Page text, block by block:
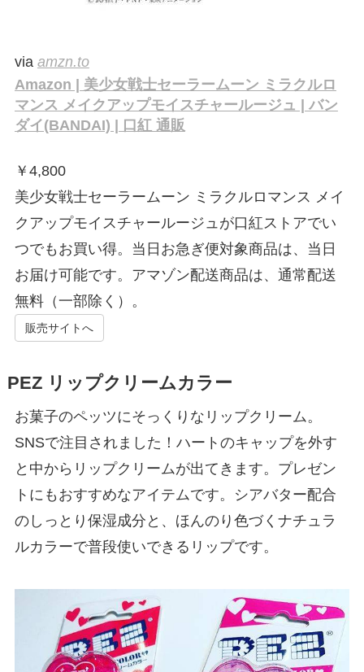
via amzn.to
Amazon | 美少女戦士セーラームーン ミラクルロ
マンス メイクアップモイスチャールージュ | バン
ダイ(BANDAI) | 口紅 通販
￥ 4,800
美少女戦士セーラームーン ミラクルロマンス メイ
クアップモイスチャールージュが口紅ストアでい
つでもお買い得。当日お急ぎ便対象商品は、当日
お届け可能です。アマゾン配送商品は、通常配送
無料（一部除く）。
販売サイトへ
PEZ リップクリームカラー
お菓子のペッツにそっくりなリップクリーム。
SNSで注目されました！ハートのキャップを外す
と中からリップクリームが出てきます。プレゼン
トにもおすすめなアイテムです。シアバター配合
のしっとり保湿成分と、ほんのり色づくナチュラ
ルカラーで普段使いできるリップです。